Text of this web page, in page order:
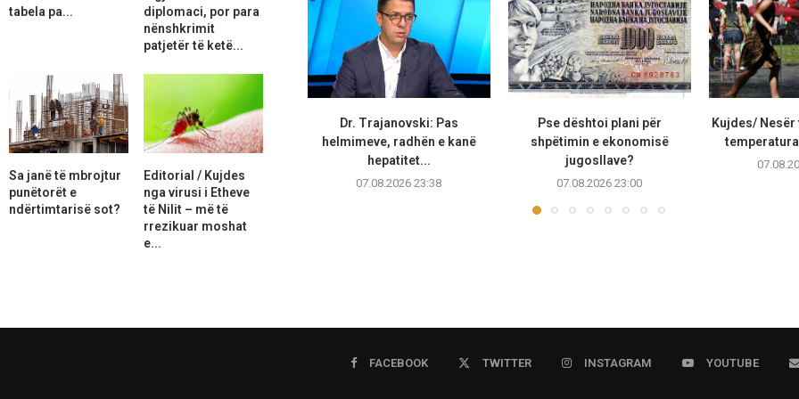
Dr. Trajanovski: Pas
helmimeve, radhën e kanë
hepatitet...
07.08.2026 23:38
Pse dështoi plani për
shpëtimin e ekonomisë
jugosllave?
07.08.2026 23:00
Kujdes/
tabela pa...
diplomaci, por para
nënshkrimit
patjetër të ketë...
Sa janë të mbrojtur
punëtorët e
ndërtimtarisë sot?
Editorial / Kujdes
nga virusi i Etheve
të Nilit – më të
rrezikuar moshat
e...
FACEBOOK TWITTER INSTAGRAM YOUTUBE